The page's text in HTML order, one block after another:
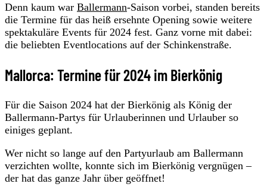
Denn kaum war Ballermann-Saison vorbei, standen bereits
die Termine für das heiß ersehnte Opening sowie weitere
spektakuläre Events für 2024 fest. Ganz vorne mit dabei:
die beliebten Eventlocations auf der Schinkenstraße.
Mallorca: Termine für 2024 im Bierkönig
Für die Saison 2024 hat der Bierkönig als König der
Ballermann-Partys für Urlauberinnen und Urlauber so
einiges geplant.
Wer nicht so lange auf den Partyurlaub am Ballermann
verzichten wollte, konnte sich im Bierkönig vergnügen –
der hat das ganze Jahr über geöffnet!